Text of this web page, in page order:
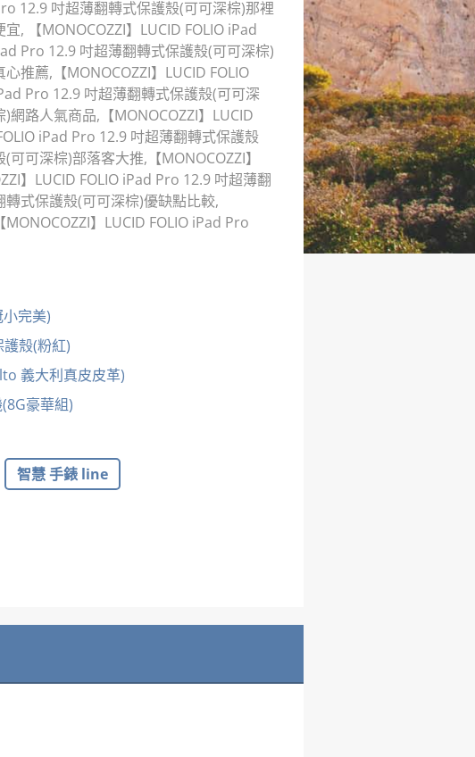
12.9 吋超薄翻轉式保護殼(可可深棕)那裡
, 【MONOCOZZI】LUCID FOLIO iPad
Pro 12.9 吋超薄翻轉式保護殼(可可深棕)
推薦,【MONOCOZZI】LUCID FOLIO
Pro 12.9 吋超薄翻轉式保護殼(可可深
網路人氣商品,【MONOCOZZI】LUCID
iPad Pro 12.9 吋超薄翻轉式保護殼
可深棕)部落客大推,【MONOCOZZI】
】LUCID FOLIO iPad Pro 12.9 吋超薄翻
式保護殼(可可深棕)優缺點比較,
】LUCID FOLIO iPad Pro
完美)
殼(粉紅)
義大利真皮皮革)
豪華組)
智慧 手錶 line